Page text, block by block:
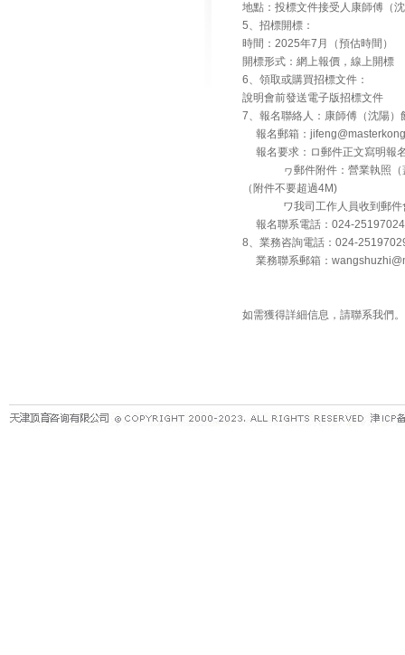
地點：投標文件接受人康師傅（
5、招標開標：
時間：2025年7月（預估時間）
開標形式：網上報價，線上開標
6、領取或購買招標文件：
說明會前發送電子版招標文件
7、報名聯絡人：康師傅（沈陽）
報名郵箱：
報名要求：ロ郵件正文寫明報
ヮ郵件附件：營業執照（蓋公
（附件不要超過4M)
ワ我司工作人員收到郵件會
報名聯系電話：024-25197024
8、業務咨詢電話：024-
業務聯系郵箱：
如需獲得詳細信息，請聯系我們。